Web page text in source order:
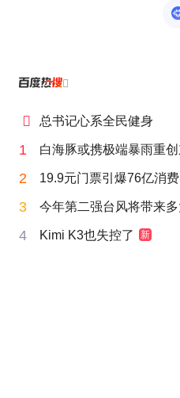

 总书记心系全民健身
1 白海豚或携极端暴雨重
2 19.9元门票引爆76亿消费
3 今年第二强台风将带来
4 Kimi K3也失控了 新